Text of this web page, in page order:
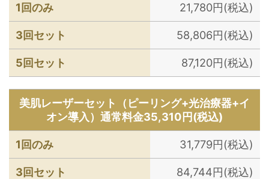
1回のみ 21,780円(税込)
3回セット 58,806円(税込)
5回セット 87,120円(税込)
美肌レーザーセット（ピーリング+光治療器+イ
オン導入）通常料金35,310円(税込)
1回のみ 31,779円(税込)
3回セット 84,744円(税込)